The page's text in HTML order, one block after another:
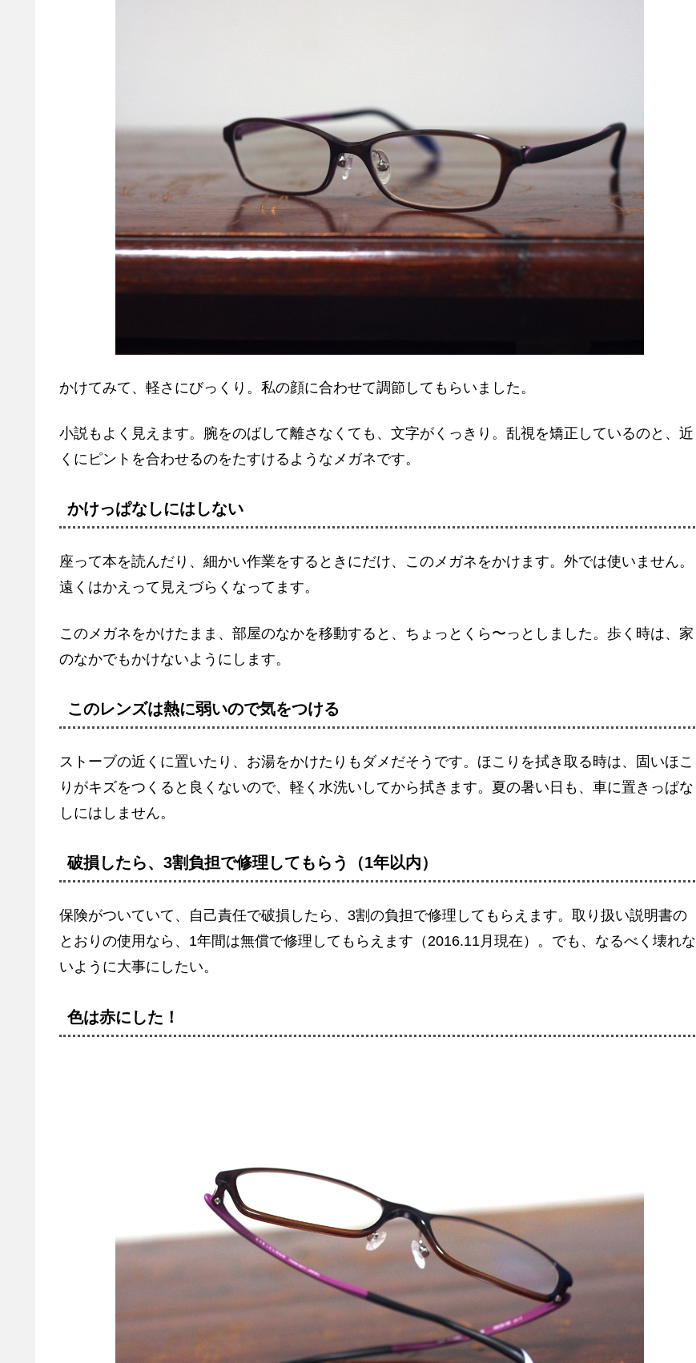
かけてみて、軽さにびっくり。私の顔に合わせて調節してもらいました。
小説もよく見えます。腕をのばして離さなくても、文字がくっきり。乱視を矯正しているのと、近
くにピントを合わせるのをたすけるようなメガネです。
かけっぱなしにはしない
座って本を読んだり、細かい作業をするときにだけ、このメガネをかけます。外では使いません。
遠くはかえって見えづらくなってます。
このメガネをかけたまま、部屋のなかを移動すると、ちょっとくら〜っとしました。歩く時は、家
のなかでもかけないようにします。
このレンズは熱に弱いので気をつける
ストーブの近くに置いたり、お湯をかけたりもダメだそうです。ほこりを拭き取る時は、固いほこ
りがキズをつくると良くないので、軽く水洗いしてから拭きます。夏の暑い日も、車に置きっぱな
しにはしません。
破損したら、3割負担で修理してもらう（1年以内）
保険がついていて、自己責任で破損したら、3割の負担で修理してもらえます。取り扱い説明書の
とおりの使用なら、1年間は無償で修理してもらえます（2016.11月現在）。でも、なるべく壊れな
いように大事にしたい。
色は赤にした！